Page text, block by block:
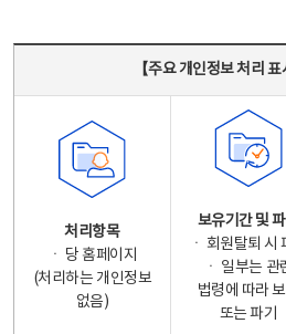
【주요 개인정보 처리 표
처리항목
ㆍ 당 홈페이지
(처리하는 개인정보
없음)
보유기간 및 파
ㆍ 회원탈퇴 시
ㆍ 일부는 관
법령에 따라
또는 파기